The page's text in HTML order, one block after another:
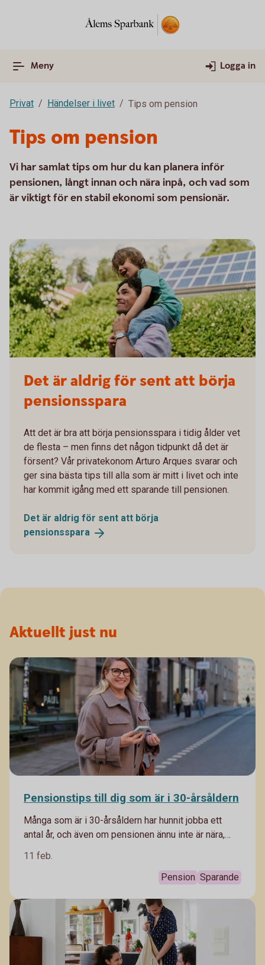
Meny Logga in
Privat Händelser i livet Tips om pension
Tips om pension
Vi har samlat tips om hur du kan planera inför
pensionen, långt innan och nära inpå, och vad som
är viktigt för en stabil ekonomi som pensionär.
Det är aldrig för sent att börja
pensionsspara
Att det är bra att börja pensionsspara i tidig ålder vet
de flesta – men finns det någon tidpunkt då det är
försent? Vår privatekonom Arturo Arques svarar och
ger sina bästa tips till alla som är mitt i livet och inte
har kommit igång med ett sparande till pensionen.
Det är aldrig för sent att börja
pensionsspara
Aktuellt just nu
Pensionstips till dig som är i 30-årsåldern
Många som är i 30-årsåldern har hunnit jobba ett
antal år, och även om pensionen ännu inte är nära,
årsåldern. Här är pensionstipsen till dig som 30-
11 feb.
Pension Sparande